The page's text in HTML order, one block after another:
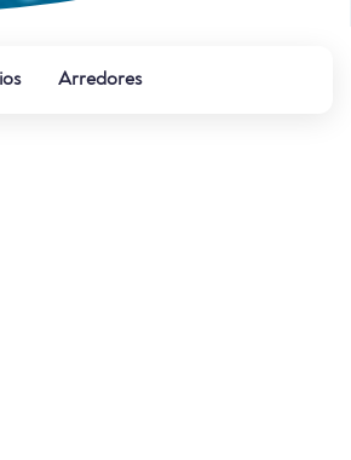
Arredores